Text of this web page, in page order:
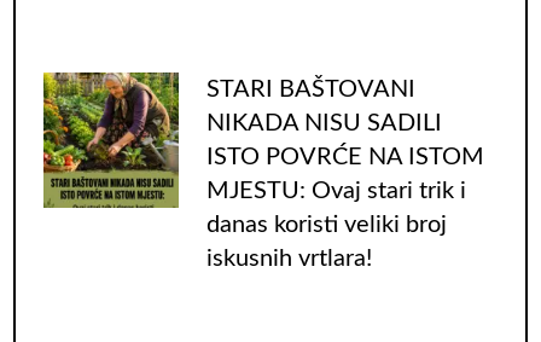
STARI BAŠTOVANI
NIKADA NISU SADILI
ISTO POVRĆE NA ISTOM
MJESTU: Ovaj stari trik i
danas koristi veliki broj
iskusnih vrtlara!